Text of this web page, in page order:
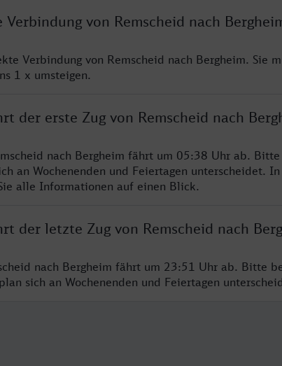
von Remscheid nach
Verbindung von Remscheid nach Bergheim. Sie
1 x umsteigen.
der erste Zug von Remscheid nach
nach Bergheim fährt um 05:38 Uhr ab.
an Wochenenden und Feiertagen unterscheidet.
alle Informationen auf einen Blick.
der letzte Zug von Remscheid nach
nach Bergheim fährt um 23:51 Uhr ab. Bitte
sich an Wochenenden und Feiertagen